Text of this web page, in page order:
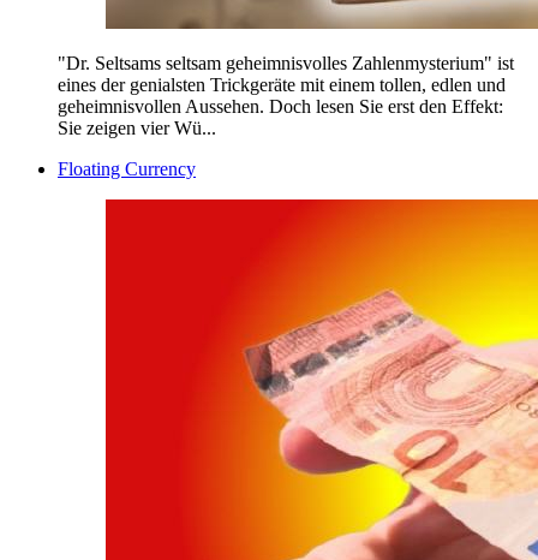
"Dr. Seltsams seltsam geheimnisvolles Zahlenmysterium" ist
eines der genialsten Trickgeräte mit einem tollen, edlen und
geheimnisvollen Aussehen. Doch lesen Sie erst den Effekt:
Sie zeigen vier Wü...
Floating Currency